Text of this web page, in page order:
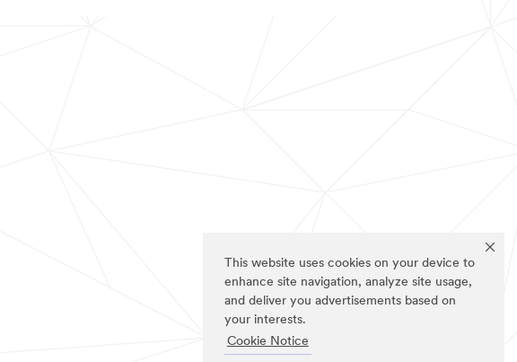
This website uses cookies on your device to
enhance site navigation, analyze site usage,
and deliver you advertisements based on
your interests.
Cookie Notice